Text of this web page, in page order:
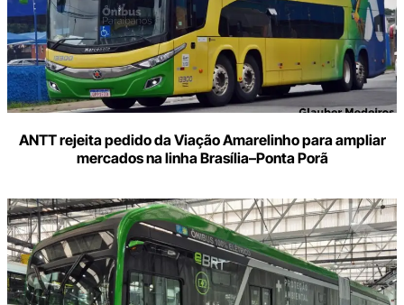
ANTT rejeita pedido da Viação Amarelinho para ampliar
mercados na linha Brasília–Ponta Porã